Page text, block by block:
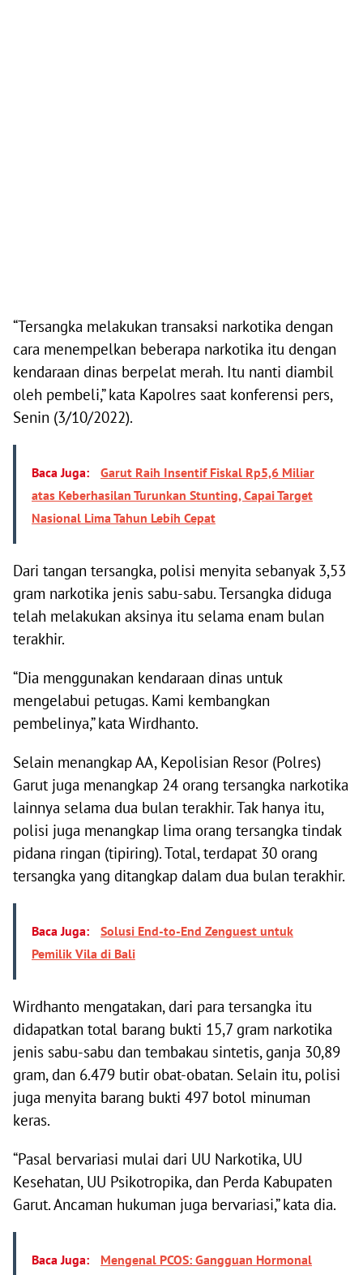
“Tersangka melakukan transaksi narkotika dengan
cara menempelkan beberapa narkotika itu dengan
kendaraan dinas berpelat merah. Itu nanti diambil
oleh pembeli,” kata Kapolres saat konferensi pers,
Senin (3/10/2022).
Baca Juga:
Garut Raih Insentif Fiskal Rp5,6 Miliar
atas Keberhasilan Turunkan Stunting, Capai Target
Nasional Lima Tahun Lebih Cepat
Dari tangan tersangka, polisi menyita sebanyak 3,53
gram narkotika jenis sabu-sabu. Tersangka diduga
telah melakukan aksinya itu selama enam bulan
terakhir.
“Dia menggunakan kendaraan dinas untuk
mengelabui petugas. Kami kembangkan
pembelinya,” kata Wirdhanto.
Selain menangkap AA, Kepolisian Resor (Polres)
Garut juga menangkap 24 orang tersangka narkotika
lainnya selama dua bulan terakhir. Tak hanya itu,
polisi juga menangkap lima orang tersangka tindak
pidana ringan (tipiring). Total, terdapat 30 orang
tersangka yang ditangkap dalam dua bulan terakhir.
Baca Juga:
Solusi End-to-End Zenguest untuk
Pemilik Vila di Bali
Wirdhanto mengatakan, dari para tersangka itu
didapatkan total barang bukti 15,7 gram narkotika
jenis sabu-sabu dan tembakau sintetis, ganja 30,89
gram, dan 6.479 butir obat-obatan. Selain itu, polisi
juga menyita barang bukti 497 botol minuman
keras.
“Pasal bervariasi mulai dari UU Narkotika, UU
Kesehatan, UU Psikotropika, dan Perda Kabupaten
Garut. Ancaman hukuman juga bervariasi,” kata dia.
Baca Juga:
Mengenal PCOS: Gangguan Hormonal